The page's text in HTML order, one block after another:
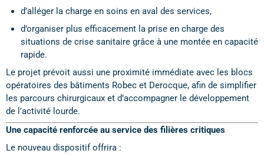
d’alléger la charge en soins en aval des services,
d’organiser plus efficacement la prise en charge des
situations de crise sanitaire grâce à une montée en capacité
rapide.
Le projet prévoit aussi une proximité immédiate avec les blocs
opératoires des bâtiments Robec et Derocque, afin de simplifier
les parcours chirurgicaux et d’accompagner le développement
de l’activité lourde.
Une capacité renforcée au service des filières critiques
Le nouveau dispositif offrira :